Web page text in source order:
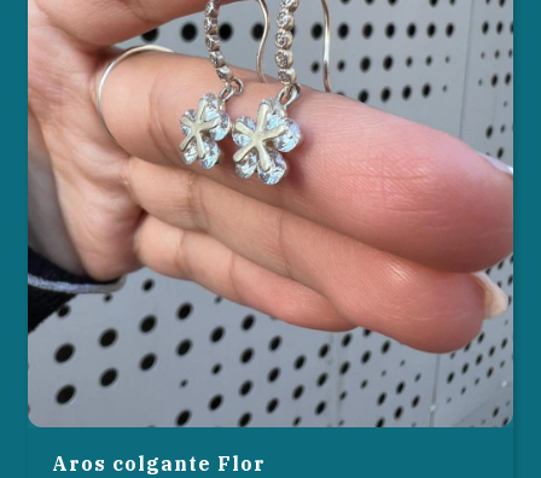
Aros colgante Flor